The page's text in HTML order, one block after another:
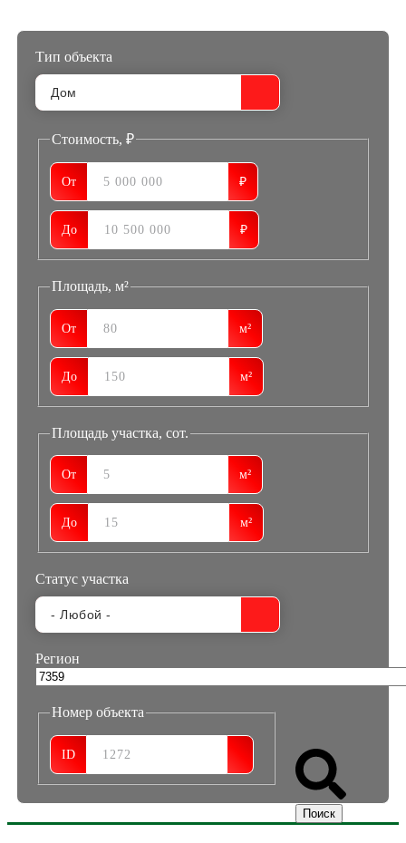
Тип объекта
Стоимость, ₽
От ₽
До ₽
Площадь, м²
От м²
До м²
Площадь участка, сот.
От м²
До м²
Статус участка
Регион
Номер объекта
ID